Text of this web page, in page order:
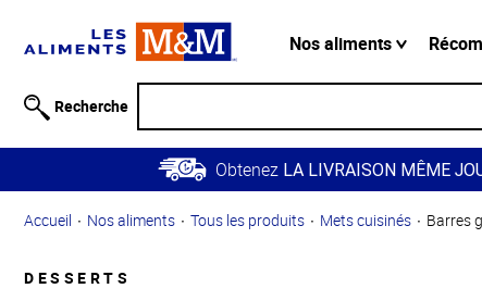
relative à
Passer
contenu
Retour à
principale
Nos aliments
Recherche
Obtenez LA LIVRAISON MÊME
Accueil Nos aliments Tous les produits Mets cuisinés Barres
DESSERTS